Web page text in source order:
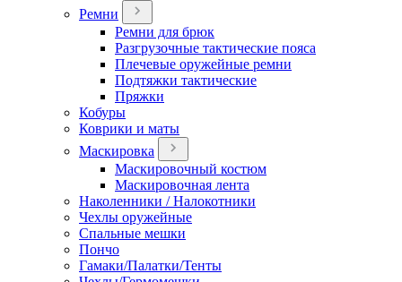
Ремни
Ремни для брюк
Разгрузочные тактические пояса
Плечевые оружейные ремни
Подтяжки тактические
Пряжки
Кобуры
Коврики и маты
Маскировка
Маскировочный костюм
Маскировочная лента
Наколенники / Налокотники
Чехлы оружейные
Спальные мешки
Пончо
Гамаки/Палатки/Тенты